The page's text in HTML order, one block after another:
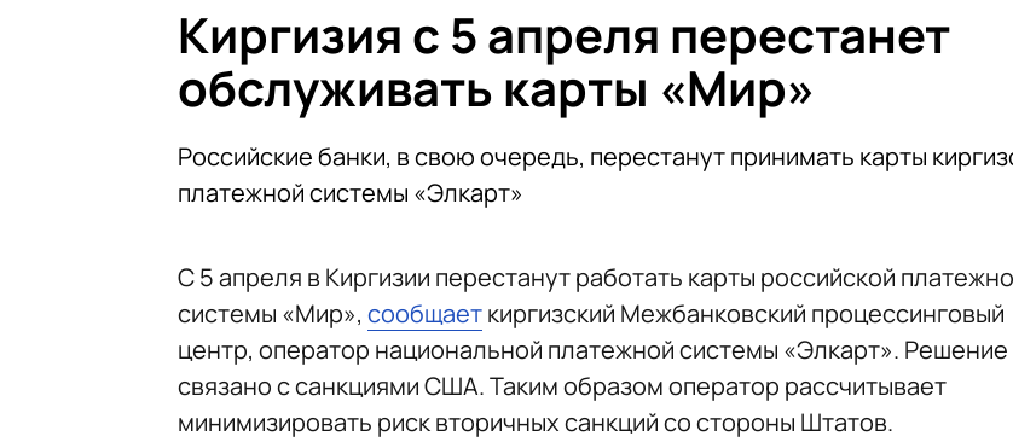
Киргизия с 5 апреля перестанет
обслуживать карты «Мир»
Российские банки, в свою очередь, перестанут принимать карты
платежной системы «Элкарт»
С 5 апреля в Киргизии перестанут работать карты российской
системы «Мир», сообщаеткиргизский Межбанковский процессинговый
центр, оператор национальной платежной системы «Элкарт». Решение
связано с санкциями США. Таким образом оператор рассчитывает
минимизировать риск вторичных санкций со стороны Штатов.